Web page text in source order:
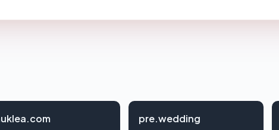
pre.wedding